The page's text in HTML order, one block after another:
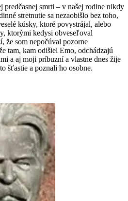
predčasnej smrti – v našej rodine nikdy
stretnutie sa nezaobišlo bez toho,
kúsky, ktoré povystrájal, alebo
ktorými kedysi obveseľoval
že som nepočúval pozorne
tam, kam odišiel Emo, odchádzajú
a aj moji príbuzní a vlastne dnes žije
šťastie a poznali ho osobne.